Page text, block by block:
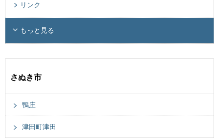
リンク
もっと見る
さぬき市
鴨庄
津田町津田